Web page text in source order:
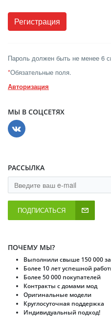
Пароль должен быть не менее 6
*Обязательные поля.
Авторизация
МЫ В СОЦСЕТЯХ
РАССЫЛКА
ПОДПИСАТЬСЯ
ПОЧЕМУ МЫ?
Выполнили свыше 150 000
Более 10 лет успешной
Более 50 000 покупателей
Контракты с домами мод
Оригинальные модели
Круглосуточная поддержка
Индивидуальный подход!